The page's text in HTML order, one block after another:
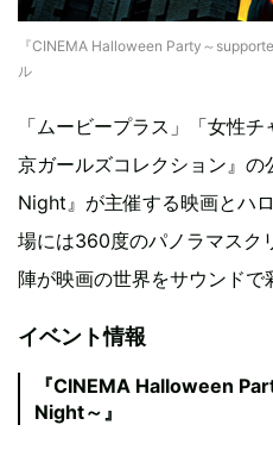
『CINEMA Halloween Party～
ル
「ムービープラス」「女性
京ガールズコレクション』
Night』が主催する映画とハ
場には360度のパノラマスク
陣が映画の世界をサウンドで
イベント情報
『CINEMA Halloween
Night～』